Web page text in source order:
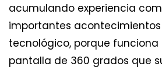
acumulando experiencia
importantes
tecnológico, porque
pantalla de 360 grados que